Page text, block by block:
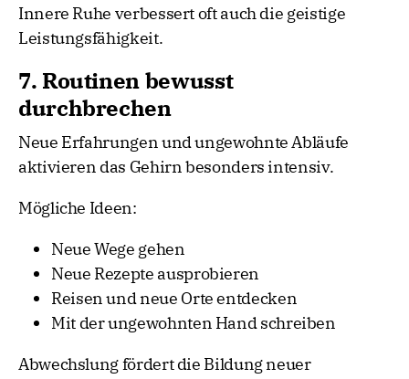
Innere Ruhe verbessert oft auch die geistige
Leistungsfähigkeit.
7. Routinen bewusst
durchbrechen
Neue Erfahrungen und ungewohnte Abläufe
aktivieren das Gehirn besonders intensiv.
Mögliche Ideen:
Neue Wege gehen
Neue Rezepte ausprobieren
Reisen und neue Orte entdecken
Mit der ungewohnten Hand schreiben
Abwechslung fördert die Bildung neuer